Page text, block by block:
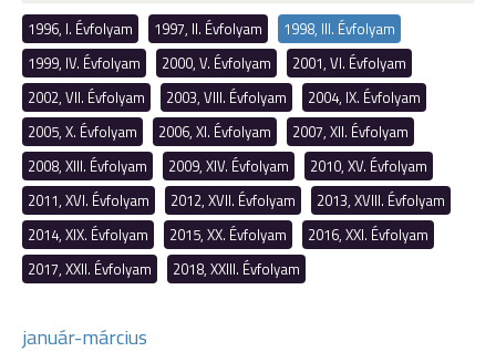
1996, I. Évfolyam 1997, II. Évfolyam
1998, III. Évfolyam
1999, IV. Évfolyam
2000, V. Évfolyam
2001, VI. Évfolyam
2002, VII. Évfolyam
2003, VIII. Évfolyam
2004, IX. Évfolyam
2005, X. Évfolyam
2006, XI. Évfolyam
2007, XII. Évfolyam
2008, XIII. Évfolyam
2009, XIV. Évfolyam
2010, XV. Évfolyam
2011, XVI. Évfolyam
2012, XVII. Évfolyam
2013, XVIII. Évfolyam
2014, XIX. Évfolyam
2015, XX. Évfolyam
2016, XXI. Évfolyam
2017, XXII. Évfolyam
2018, XXIII. Évfolyam
január-március